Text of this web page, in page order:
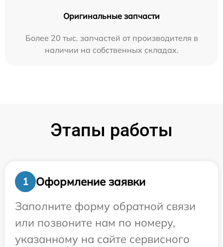
Оригинальные запчасти
Более 20 тыс. запчастей от производителя в
наличии на собственных складах.
Этапы работы
1
Оформление заявки
Заполните форму обратной связи
или позвоните нам по номеру,
указанному на сайте сервисного